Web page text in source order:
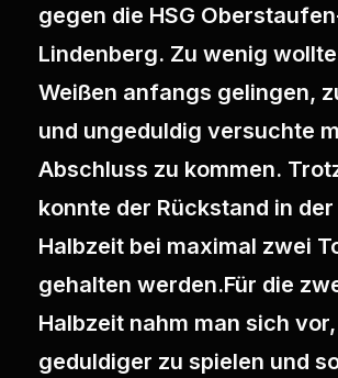
gegen die HSG
Lindenberg. Zu wenig
Weißen anfangs gelingen,
und ungeduldig versuchte
Abschluss zu kommen.
konnte der Rückstand in
Halbzeit bei maximal zwei
gehalten werden.Für die
Halbzeit nahm man sich vor,
geduldiger zu spielen und